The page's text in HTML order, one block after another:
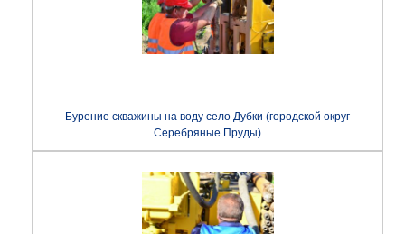
Бурение скважины на воду село Дубки (городской округ
Серебряные Пруды)